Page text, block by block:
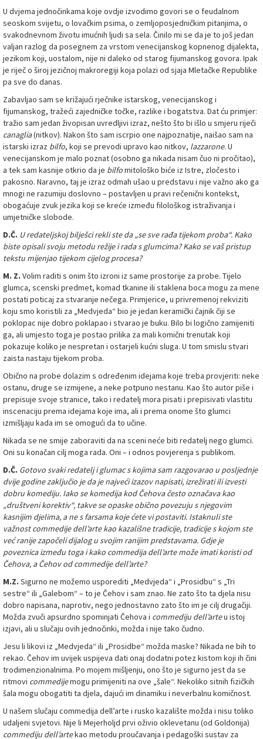
U dvjema jednočinkama koje ovdje izvodimo govori se o feudalnom
seoskom svijetu, o lovačkim psima, o zemljoposjedničkim pitanjima, o
svakodnevnom životu imućnih ljudi sa sela. Činilo mi se da je to još jedan
valjan razlog da posegnem za vrstom venecijanskog kopnenog dijalekta,
jezikom koji, uostalom, nije ni daleko od starog fijumanskog govora. Ipak
je riječ o široj jezičnoj makroregiji koja polazi od sjaja Mletačke Republike
pa sve do danas.
Zabavljao sam se križajući rječnike istarskog, venecijanskog i
fijumanskog, tražeći zajedničke točke, razlike i bogatstva. Dat ću primjer:
tražio sam jedan živopisan uvredljivi izraz, nešto što bi išlo u smjeru riječi
canaglia(nitkov). Nakon što sam iscrpio one najpoznatije, naišao sam na
istarski izraz bilfo, koji se prevodi upravo kao nitkov, lazzarone. U
venecijanskom je malo poznat (osobno ga nikada nisam čuo ni pročitao),
a tek sam kasnije otkrio da je bilfomitološko biće iz Istre, zločesto i
pakosno. Naravno, taj je izraz odmah ušao u predstavu i nije važno ako ga
mnogi ne razumiju doslovno – postavljen u pravi rečenični kontekst,
obogaćuje zvuk jezika koji se kreće između filološkog istraživanja i
umjetničke slobode.
D.Č. U redateljskoj bilješci rekli ste da „se sve rađa tijekom proba“. Kako
biste opisali svoju metodu režije i rada s glumcima? Kako se vaš pristup
tekstu mijenjao tijekom cijelog procesa?
M. Z. Volim raditi s onim što izroni iz same prostorije za probe. Tijelo
glumca, scenski predmet, komad tkanine ili staklena boca mogu za mene
postati poticaj za stvaranje nečega. Primjerice, u privremenoj rekviziti
koju smo koristili za „Medvjeda“ bio je jedan keramički čajnik čiji se
poklopac nije dobro poklapao i stvarao je buku. Bilo bi logično zamijeniti
ga, ali umjesto toga je postao prilika za mali komični trenutak koji
pokazuje koliko je nespretan i ostarjeli kućni sluga. U tom smislu stvari
zaista nastaju tijekom proba.
Obično na probe dolazim s određenim idejama koje treba provjeriti: neke
ostanu, druge se izmijene, a neke potpuno nestanu. Kao što autor piše i
prepisuje svoje stranice, tako i redatelj mora pisati i prepisivati vlastitu
inscenaciju prema idejama koje ima, ali i prema onome što glumci
izmišljaju kada im se omogući da to učine.
Nikada se ne smije zaboraviti da na sceni neće biti redatelj nego glumci.
Oni su konačan cilj moga rada. Oni – i odnos povjerenja s publikom.
D.Č. Gotovo svaki redatelj i glumac s kojima sam razgovarao u posljednje
dvije godine zaključio je da je najveći izazov napisati, izrežirati ili izvesti
dobru komediju. Iako se komedija kod Čehova često označava kao
„društveni korektiv“, takve se opaske obično povezuju s njegovim
kasnijim djelima, a ne s farsama koje ćete vi postaviti. Istaknuli ste
važnost commedije dell’arte kao kazališne tradicije, tradicije s kojom ste
već ranije započeli dijalog u svojim ranijim predstavama. Gdje je
poveznica između toga i kako commedija dell’arte može imati koristi od
Čehova, a Čehov od commedije dell’arte?
M.Z. Sigurno ne možemo usporediti „Medvjeda“ i „Prosidbu“ s „Tri
sestre“ ili „Galebom“ – to je Čehov i sam znao. Ne zato što ta djela nisu
dobro napisana, naprotiv, nego jednostavno zato što im je cilj drugačiji.
Možda zvuči apsurdno spominjati Čehova i commediju dell’arteu istoj
izjavi, ali u slučaju ovih jednočinki, možda i nije tako čudno.
Jesu li likovi iz „Medvjeda“ ili „Prosidbe“ možda maske? Nikada ne bih to
rekao. Čehov im uvijek uspijeva dati onaj dodatni potez kistom koji ih čini
trodimenzionalnima. Po mojem mišljenju, ono što je sigurno jest da se
ritmovi commedijemogu primijeniti na ove „šale“. Nekoliko sitnih fizičkih
šala mogu obogatiti ta djela, dajući im dinamiku i neverbalnu komičnost.
U našem slučaju commedija dell’arte i rusko kazalište možda i nisu toliko
udaljeni svjetovi. Nije li Mejerholjd prvi oživio oklevetanu (od Goldonija)
commediju dell’artekao metodu proučavanja i pedagoški sustav za